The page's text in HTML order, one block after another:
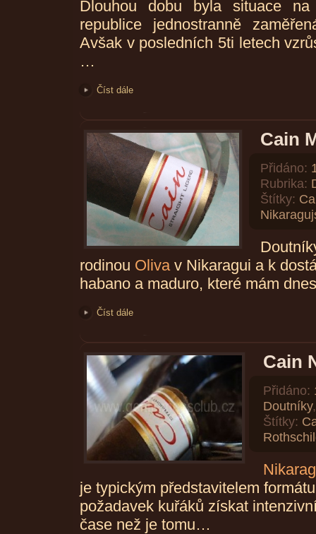
Dlouhou dobu byla situace
republice jednostranně
Avšak v posledních 5ti letech
…
Číst dále
Cain
Přidáno:
Rubrika:
Štítky:
rodinou Olivav Nikaragui a k
habano a maduro, které mám
Číst dále
Cain
Přidáno:
Doutníky
Štítky:
je typickým představitelem
požadavek kuřáků získat
čase než je tomu…